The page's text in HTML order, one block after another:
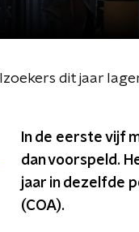
dit jaar
In de eerste vijf
dan voorspeld.
jaar in dezelfde
(COA).